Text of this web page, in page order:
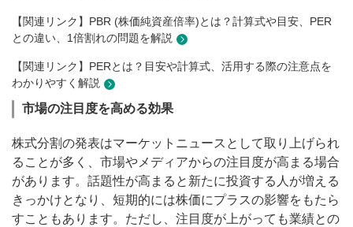
【関連リンク】PBR (株価純資産倍率)とは？計算式や目安、PER
との違い、1倍割れの問題を解説
【関連リンク】PERとは？目安や計算式、活用する際の注意点を
わかりやすく解説
市場の注目度を高める効果
株式分割の発表はマーケットニュースとして取り上げられ
ることが多く、市場やメディアからの注目度が高まる場合
があります。話題性が高まると新たに投資する人が増える
きっかけとなり、短期的には株価にプラスの影響をもたら
すこともあります。ただし、注目度が上がっても業績との